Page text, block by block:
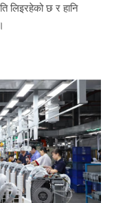
लिइरहेको छ र हानि